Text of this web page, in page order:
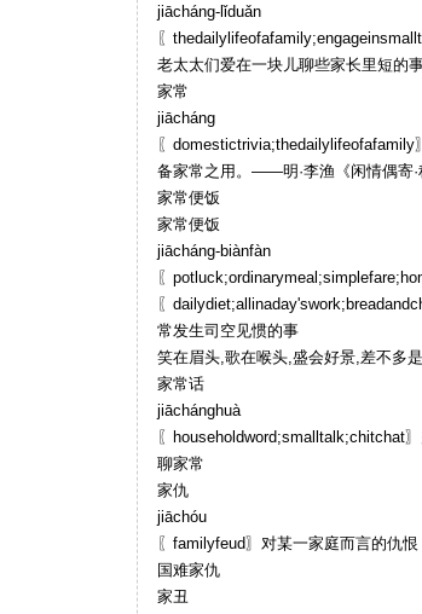
jiācháng-lǐduǎn
〖
老太太们爱在一块儿聊些家长里短的
家常
jiācháng
〖
备家常之用。——明·李渔《闲情偶寄·
家常便饭
家常便饭
jiācháng-biànfàn
〖
〖
常发生司空见惯的事
笑在眉头,歌在喉头,盛会好景,差不多
家常话
jiāchánghuà
〖householdword;smalltalk;chitchat
聊家常
家仇
jiāchóu
〖familyfeud〗对某一家庭而言的仇恨
国难家仇
家丑